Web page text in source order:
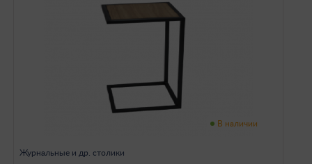
В наличии
Журнальные и др. столики